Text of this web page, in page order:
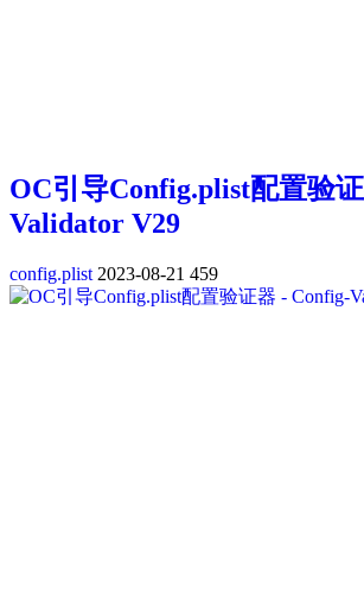
OC引导Config.plist配置验
Validator V29
config.plist 2023-08-21 459